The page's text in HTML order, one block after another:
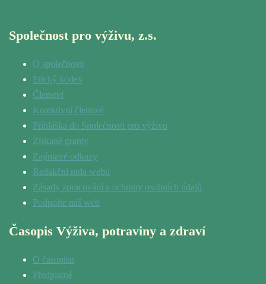
Společnost pro výživu, z.s.
O společnosti
Etický kodex
Členství
Kolektivní členové
Přihláška do Společnosti pro výživu
Získané granty
Zajímavé odkazy
Redakční rada webu
Zásady zpracování a ochrany osobních údajů
Podpořte náš web
Časopis Výživa, potraviny a zdraví
O časopisu
Předplatné